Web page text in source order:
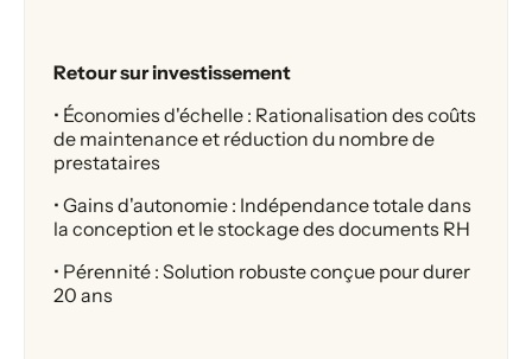
Retour sur investissement
• Économies d'échelle : Rationalisation des coûts
de maintenance et réduction du nombre de
prestataires
• Gains d'autonomie : Indépendance totale dans
la conception et le stockage des documents RH
• Pérennité : Solution robuste conçue pour durer
20 ans